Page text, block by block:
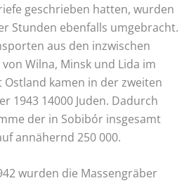
geschrieben hatten, wurden
Stunden ebenfalls umgebracht.
aus den inzwischen
Wilna, Minsk und Lida im
Ostland kamen in der zweiten
1943 14000 Juden. Dadurch
der in Sobibór insgesamt
annähernd 250 000.
wurden die Massengräber